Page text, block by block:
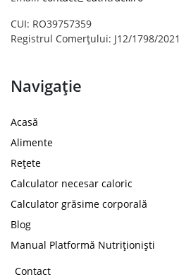
CUI: RO39757359
Registrul Comerțului: J12/1798/2021
Navigație
Acasă
Alimente
Rețete
Calculator necesar caloric
Calculator grăsime corporală
Blog
Manual Platformă Nutriționiști
Contact